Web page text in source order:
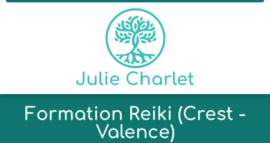
Julie Charlet
Formation Reiki (Crest -
Valence)